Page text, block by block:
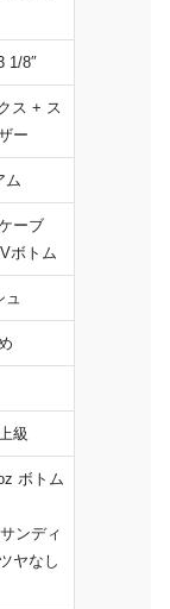
1/8″
ス + ス
ー
ム
ケーブ
ボトム
級
ボトム
ンディ
ヤなし